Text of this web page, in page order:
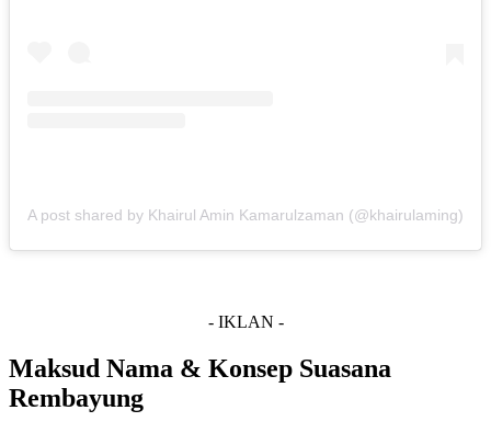
A post shared by Khairul Amin Kamarulzaman (@khairulaming)
- IKLAN -
Maksud Nama & Konsep Suasana
Rembayung